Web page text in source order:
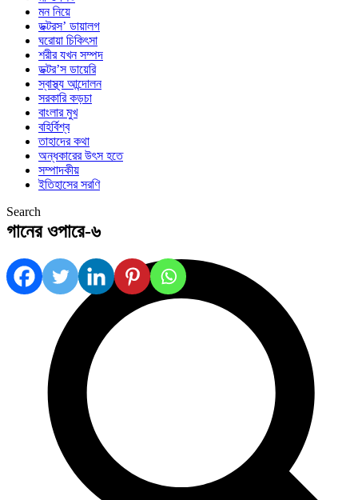
মন নিয়ে
ডক্টরস’ ডায়ালগ
ঘরোয়া চিকিৎসা
শরীর যখন সম্পদ
ডক্টর’স ডায়েরি
স্বাস্থ্য আন্দোলন
সরকারি কড়চা
বাংলার মুখ
বহির্বিশ্ব
তাহাদের কথা
অন্ধকারের উৎস হতে
সম্পাদকীয়
ইতিহাসের সরণি
Search
গানের ওপারে-৬